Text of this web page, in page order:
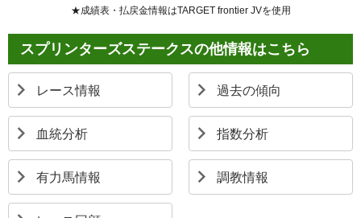
★成績表・払戻金情報はTARGET frontier JVを使用
スプリンターズステークスの他情報はこちら
レース情報 過去の傾向
血統分析 指数分析
有力馬情報 調教情報